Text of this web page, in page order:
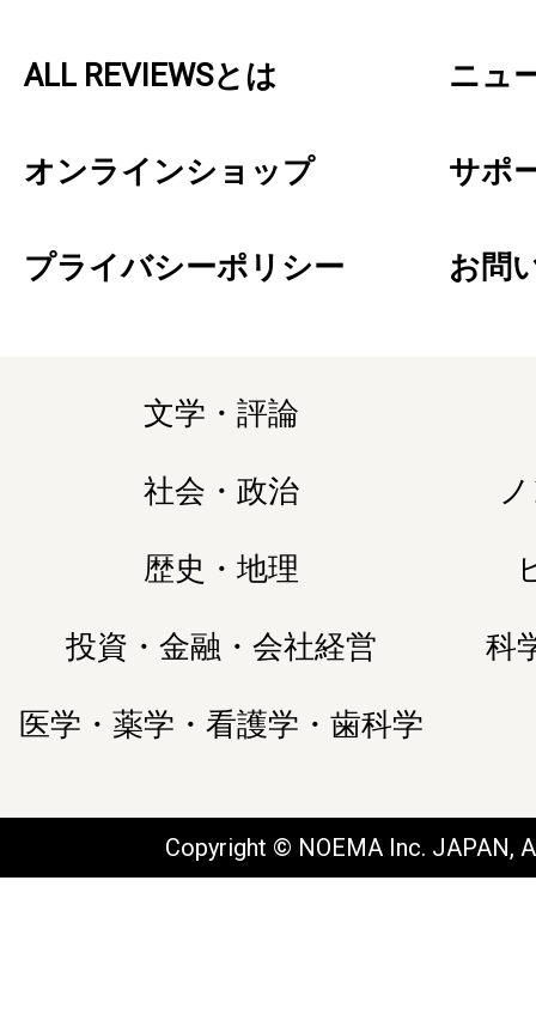
ALL REVIEWSとは ニュ
オンラインショップ サポ
プライバシーポリシー お問
文学・評論
社会・政治
歴史・地理
投資・金融・会社経営 科
医学・薬学・看護学・歯科学
Copyright © NOEMA Inc. JAPAN,